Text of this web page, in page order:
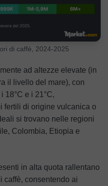
di caffè, 2024-2025
ad altezze elevate (in
il livello del mare), con
18°C e i 21°C,
fertili di origine vulcanica o
si trovano nelle regioni
Colombia, Etiopia e
in alta quota rallentano
caffè, consentendo ai